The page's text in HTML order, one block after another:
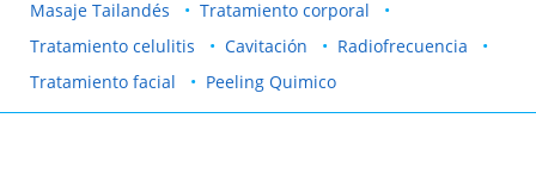
Masaje Tailandés
Tratamiento corporal
Tratamiento celulitis
Cavitación
Radiofrecuencia
Tratamiento facial
Peeling Quimico